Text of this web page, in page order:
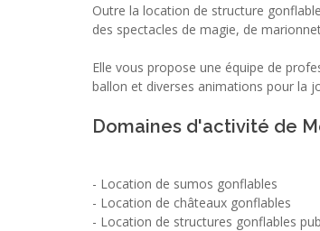
Outre la location de structure
des spectacles de magie, de
Elle vous propose une équipe de
ballon et diverses animations pour la
Domaines d'activité de
- Location de sumos gonflables
- Location de châteaux gonflables
- Location de structures gonflables